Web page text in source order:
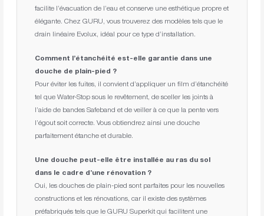
facilite l’évacuation de l’eau et conserve une esthétique propre et
élégante. Chez GURU, vous trouverez des modèles tels que le
drain linéaire Evolux, idéal pour ce type d’installation.
Comment l’étanchéité est-elle garantie dans une
douche de plain-pied ?
Pour éviter les fuites, il convient d’appliquer un film d’étanchéité
tel que Water-Stop sous le revêtement, de sceller les joints à
l’aide de bandes Safeband et de veiller à ce que la pente vers
l’égout soit correcte. Vous obtiendrez ainsi une douche
parfaitement étanche et durable.
Une douche peut-elle être installée au ras du sol
dans le cadre d’une rénovation ?
Oui, les douches de plain-pied sont parfaites pour les nouvelles
constructions et les rénovations, car il existe des systèmes
préfabriqués tels que le GURU Superkit qui facilitent une